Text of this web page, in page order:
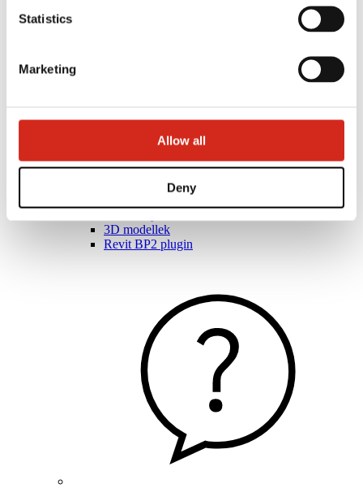
Statistics
Marketing
Allow all
Deny
3D modellek
Revit BP2 plugin